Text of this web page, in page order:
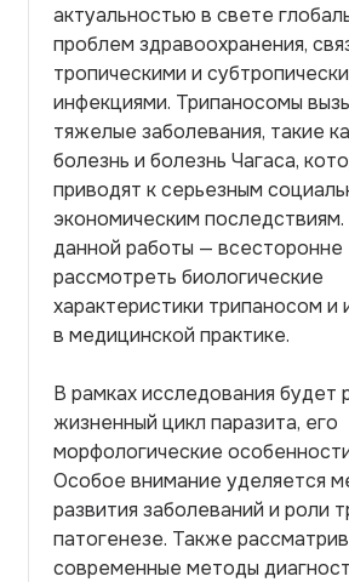
актуальностью в свете
проблем здравоохранения,
тропическими и
инфекциями. Трипаносомы
тяжелые заболевания, такие
болезнь и болезнь Чагаса,
приводят к серьезным
экономическим
данной работы — всесторонне
рассмотреть биологические
характеристики трипаносом и
в медицинской практике.
В рамках исследования будет
жизненный цикл паразита, его
морфологические
Особое внимание уделяется
развития заболеваний и роли
патогенезе. Также
современные методы